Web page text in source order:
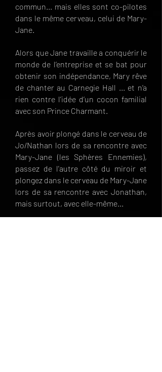
commun... mais elles sont co-pilotes
dans le même cerveau, celui de Mary-
Jane.
Alors que Jane travaille a conquérir le
monde de l’entreprise et se bat pour
obtenir son indépendance, Mary rêve
de chanter au Carnegie Hall ... et n’a
rien contre l’idée d’un cocon familial
avec son Prince Charmant.
Après avoir plongé dans le cerveau de
Jo/Nathan lors de sa rencontre avec
Mary-Jane (les Sphères Ennemies),
passez de l'autre côté du miroir et
plongez dans le cerveau de Mary-Jane
lors de sa rencontre avec Jonathan,
mais surtout, avec elle-même...